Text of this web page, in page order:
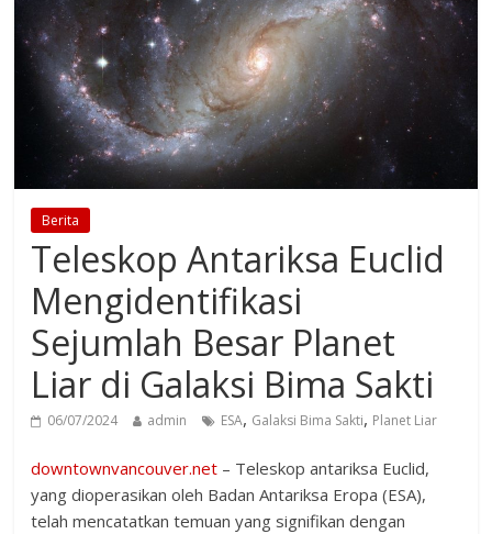
Berita
Teleskop Antariksa Euclid
Mengidentifikasi
Sejumlah Besar Planet
Liar di Galaksi Bima Sakti
06/07/2024 admin ESA, Galaksi Bima Sakti, Planet Liar
downtownvancouver.net – Teleskop antariksa Euclid,
yang dioperasikan oleh Badan Antariksa Eropa (ESA),
telah mencatatkan temuan yang signifikan dengan